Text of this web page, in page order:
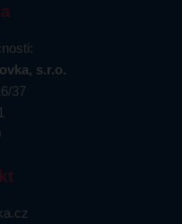
s.r.o.
37